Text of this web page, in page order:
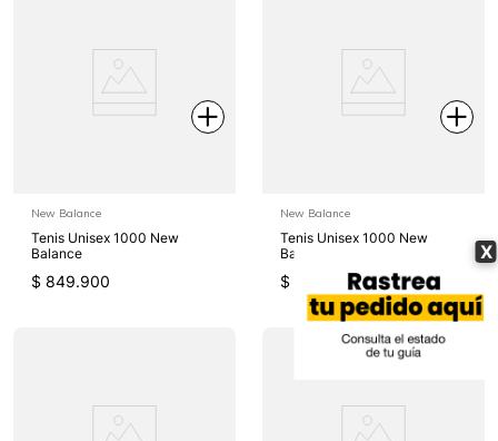
X
New Balance
Tenis Unisex 1000 New
Balance
$ 849.900
New Balance
Tenis Unisex 1000 New
Balance
$ 900